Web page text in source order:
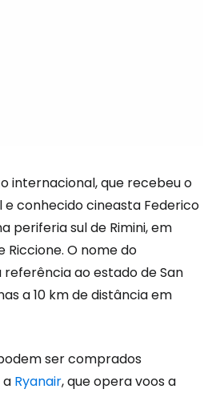
internacional, que recebeu o
conhecido cineasta Federico
periferia sul de Rimini, em
Riccione. O nome do
ao estado de San
a 10 km de distância em
ser comprados
Ryanair, que opera voos a